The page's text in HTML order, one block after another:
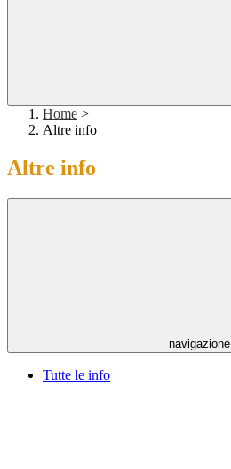
Home >
Altre info
Altre info
navigazione
Tutte le info